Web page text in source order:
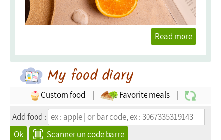
Read more
My food diary
Custom food Favorite meals
Add food :
Ok
Scanner un code barre